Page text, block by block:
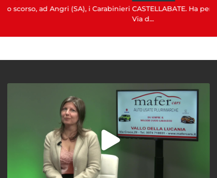
(SA), i Carabinieri CASTELLABATE. Ha perso il controllo